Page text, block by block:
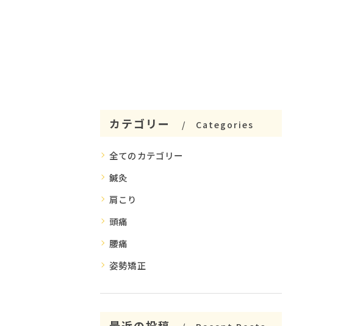
カテゴリー Categories
全てのカテゴリー
鍼灸
肩こり
頭痛
腰痛
姿勢矯正